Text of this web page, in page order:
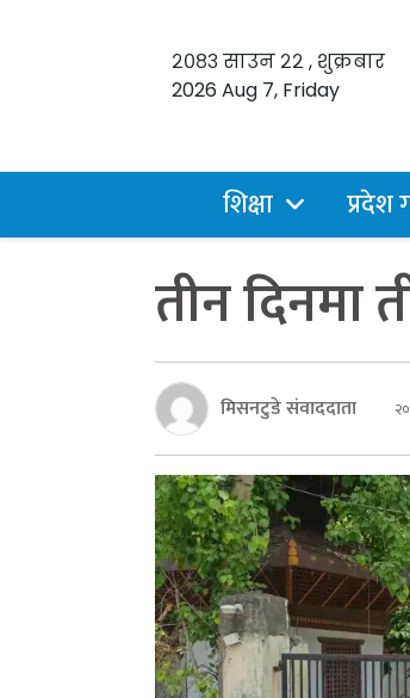
२०८३ साउन २२ , शुक्रबार
2026 Aug 7, Friday
शिक्षा प्रदेश
तीन दिनमा
मिसनटुडे संवाददाता